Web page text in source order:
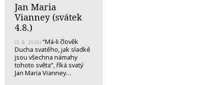
Jan Maria
Vianney (svátek
4.8.)
(3. 8. 2026) “Má-li člověk
Ducha svatého, jak sladké
jsou všechna námahy
tohoto světa“, říká svatý
Jan Maria Vianney…